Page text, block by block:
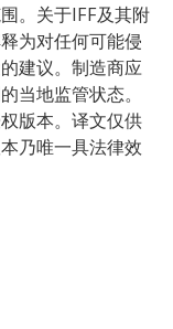
。关于IFF及其附
为对任何可能侵
建议。制造商应
当地监管状态。
版本。译文仅供
乃唯一具法律效